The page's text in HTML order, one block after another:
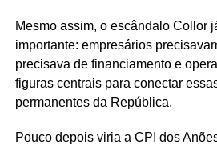
Mesmo assim, o escândalo Collor
importante: empresários
precisava de financiamento e
figuras centrais para conectar
permanentes da República.
Pouco depois viria a CPI dos